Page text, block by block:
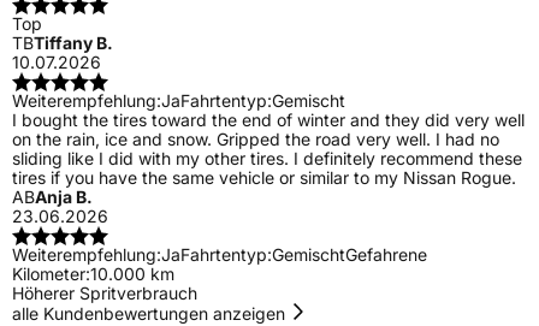
Top
TBTiffany B.
10.07.2026
Weiterempfehlung:JaFahrtentyp:Gemischt
I bought the tires toward the end of winter and they did very well
on the rain, ice and snow. Gripped the road very well. I had no
sliding like I did with my other tires. I definitely recommend these
tires if you have the same vehicle or similar to my Nissan Rogue.
ABAnja B.
23.06.2026
Weiterempfehlung:JaFahrtentyp:GemischtGefahrene
Kilometer:10.000 km
Höherer Spritverbrauch
alle Kundenbewertungen anzeigen